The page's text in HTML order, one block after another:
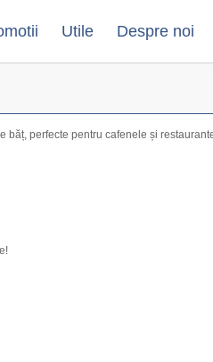
Utile Despre noi
perfecte pentru cafenele și